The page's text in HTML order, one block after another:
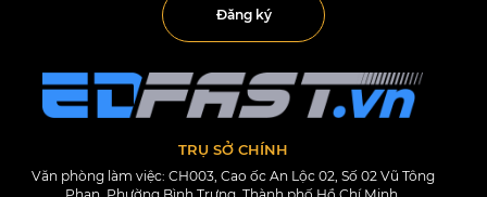
TRỤ SỞ CHÍNH
Văn phòng làm việc: CH003, Cao ốc An Lộc 02, Số 02 Vũ Tông
Đăng ký